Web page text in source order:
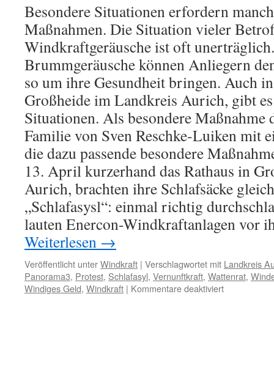
Besondere Situationen erfordern
Maßnahmen. Die Situation vieler
Windkraftgeräusche ist oft
Brummgeräusche können Anliegern
so um ihre Gesundheit bringen. Auch
Großheide im Landkreis Aurich, gibt
Situationen. Als besondere Maßnahme
Familie von Sven Reschke-Luiken mit
die dazu passende besondere
13. April kurzerhand das Rathaus in
Aurich, brachten ihre Schlafsäcke
„Schlafasysl“: einmal richtig
lauten Enercon-Windkraftanlagen vor
Weiterlesen →
Veröffentlicht unterWindkraft | Verschlagwortet mit Landkreis
Panorama3, Protest, Schlafasyl, Vernunftkraft, Wattenrat,
Windiges Geld, Windkraft | Kommentare deaktiviertfür